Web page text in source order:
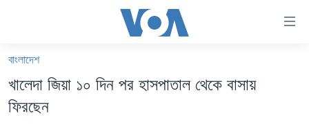
যান।
প্রধান
ন্যাভিগেশনে
বাংলাদেশ
বাংলাদেশ
খালেদা জিয়া ১০ দিন পর হাসপাতাল থেকে বাসায়
ফিরছেন